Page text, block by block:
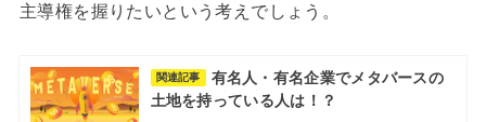
主導権を握りたいという考えでしょう。
関連記事
有名人・有名企業でメタバースの
土地を持っている人は！？